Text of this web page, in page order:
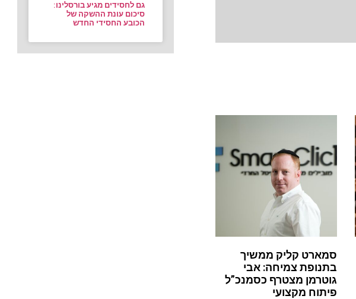
סמארט קליק ממשיך
בתנופת צמיחה: אבי
גוטרמן מצטרף כסמנכ”ל
פיתוח מקצועי
גם לחסידים מגיע בורסלינו:
סיכום עונת ההשקה של
הכובע החסידי החדש